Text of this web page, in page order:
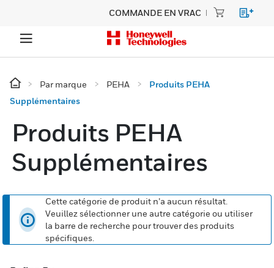
COMMANDE EN VRAC
Par marque PEHA
Produits PEHA
Supplémentaires
Produits PEHA
Supplémentaires
Cette catégorie de produit n’a aucun résultat.
Veuillez sélectionner une autre catégorie ou utiliser
la barre de recherche pour trouver des produits
spécifiques.